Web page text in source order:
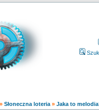
» Słoneczna loteria » Jaka to